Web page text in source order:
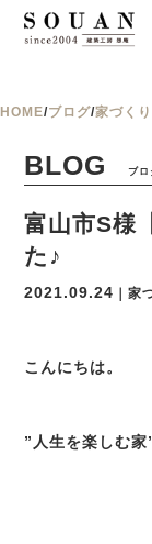
HOME/ブログ/家づく
BLOG ブロ
富山市S様
た♪
2021.09.24 ｜家
こんにちは。
”人生を楽しむ